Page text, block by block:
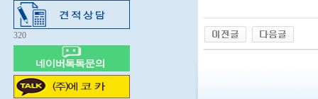
320